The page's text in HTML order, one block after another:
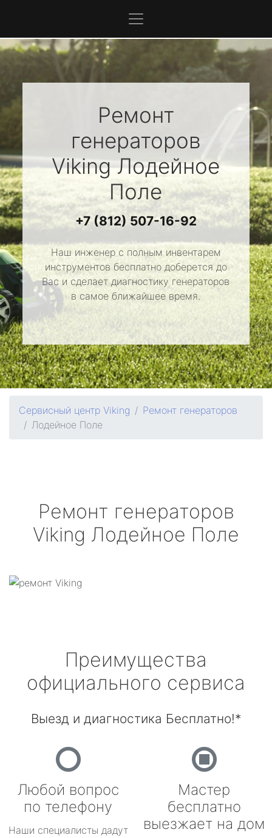
Ремонт
генераторов
VikingЛодейное
Поле
+7 (812) 507-16-92
Наш инженер с полным инвентарем
инструментов бесплатно доберется до
Вас и сделает диагностику генераторов
в самое ближайшее время.
Сервисный центр Viking
Ремонт генераторов
Лодейное Поле
Ремонт генераторов
Viking Лодейное Поле
Преимущества
официального сервиса
Выезд и диагностика Бесплатно!*
Любой вопрос
по телефону
Наши специалисты дадут
Мастер
бесплатно
выезжает на дом